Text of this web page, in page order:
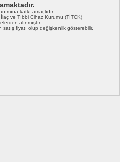
katkı amaçlıdır.
ve Tıbbi Cihaz Kurumu (TİTCK)
alınmıştır.
fiyatı olup değişkenlik gösterebilir.